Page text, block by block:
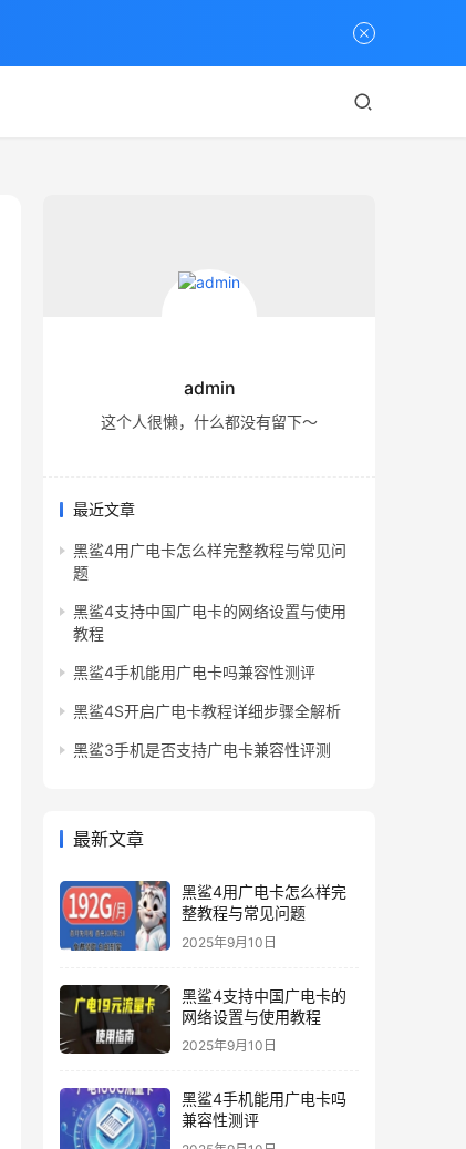
admin
这个人很懒，什么都没有留下～
最近文章
黑鲨4用广电卡怎么样完整教程与常见问
题
黑鲨4支持中国广电卡的网络设置与使用
教程
黑鲨4手机能用广电卡吗兼容性测评
黑鲨4S开启广电卡教程详细步骤全解析
黑鲨3手机是否支持广电卡兼容性评测
最新文章
黑鲨4用广电卡怎么样完
整教程与常见问题
2025年9月10日
黑鲨4支持中国广电卡的
网络设置与使用教程
2025年9月10日
黑鲨4手机能用广电卡吗
兼容性测评